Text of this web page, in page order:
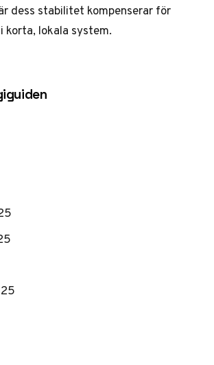
dess stabilitet kompenserar för
korta, lokala system.
av